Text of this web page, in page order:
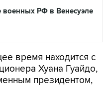
военных РФ в Венесуэле
время находится с
Хуана Гуайдо,
президентом,